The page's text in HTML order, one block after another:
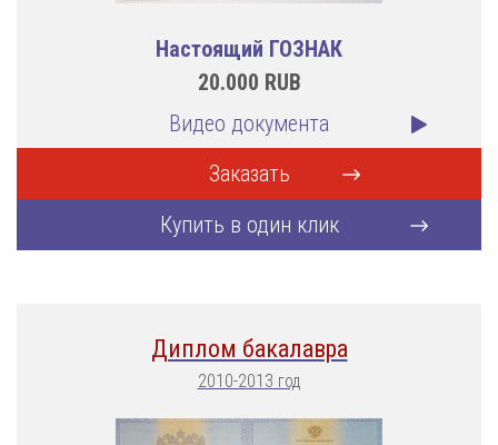
Настоящий ГОЗНАК
20.000 RUB
Видео документа
Заказать
Купить в один клик
Диплом бакалавра
2010-2013 год